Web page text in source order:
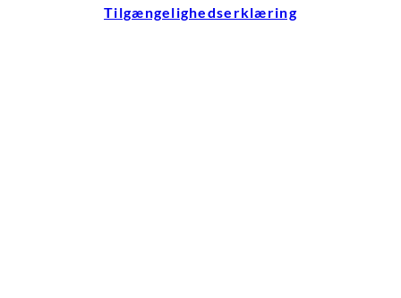
Tilgængelighedserklæring